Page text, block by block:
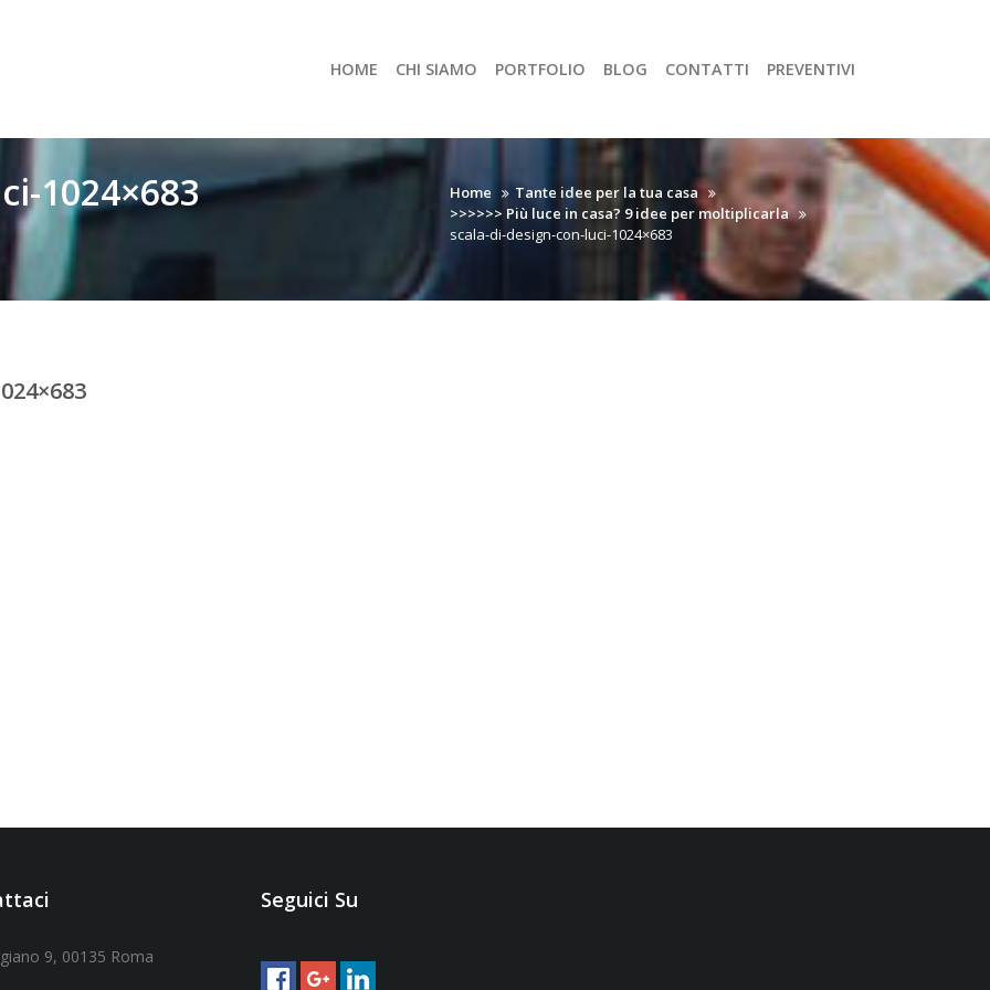
HOME CHI SIAMO PORTFOLIO BLOG CONTATTI PREVENTIVI
1024×683 Home
Tante idee per la tua casa
>>>>>> Più luce in casa? 9 idee per moltiplicarla
scala-di-design-con-luci-1024×683
9, 00135 Roma
Seguici Su